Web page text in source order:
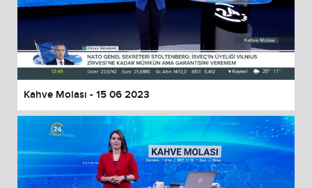
Kahve Molası - 15 06 2023